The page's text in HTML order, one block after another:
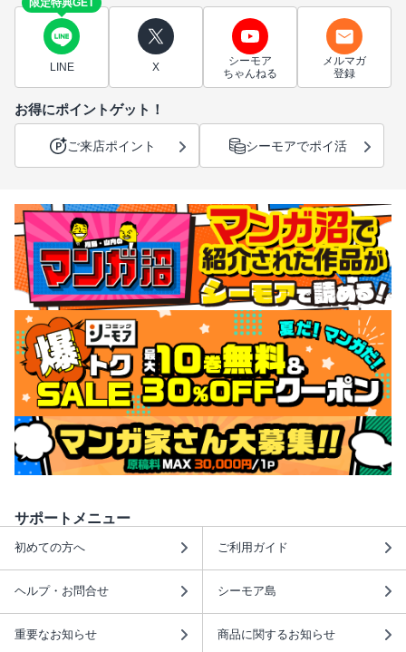
限定特典GET
LINE X
シーモア
ちゃんねる
メルマガ
登録
お得にポイントゲット！
ご来店ポイント シーモアでポイ活
サポートメニュー
初めての方へ ご利用ガイド
ヘルプ・お問合せ シーモア島
重要なお知らせ 商品に関するお知らせ